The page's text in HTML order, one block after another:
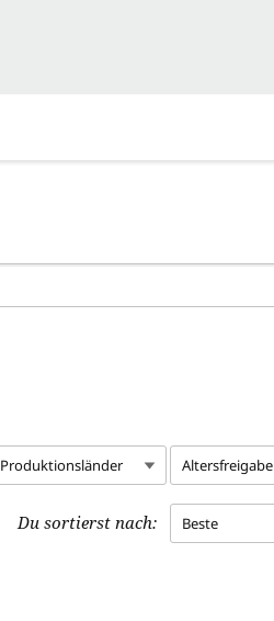
Produktionsländer Altersfreigabe
Du sortierst nach: Beste